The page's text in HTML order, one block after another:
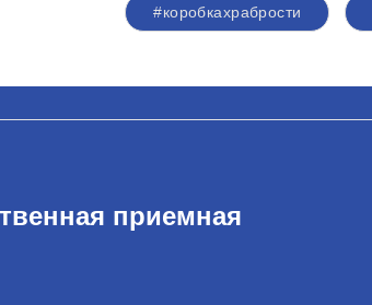
#коробкахрабрости
приемная